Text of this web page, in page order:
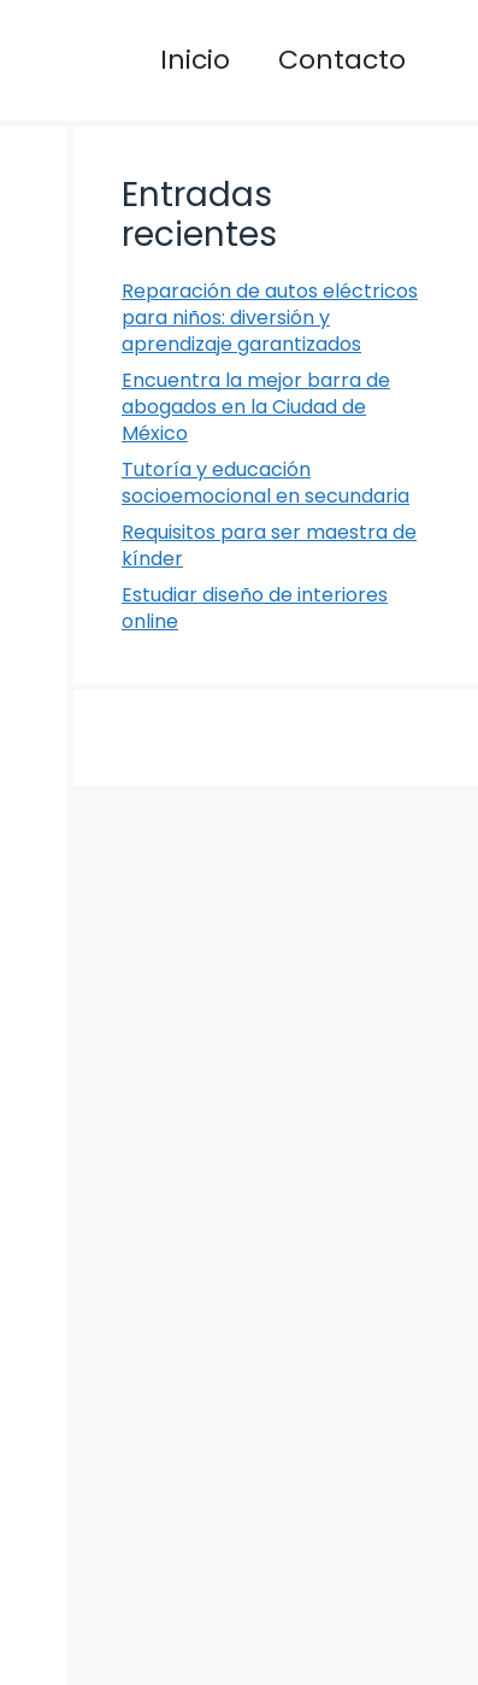
Inicio Contacto
Entradas
recientes
Reparación de autos eléctricos
para niños: diversión y
aprendizaje garantizados
Encuentra la mejor barra de
abogados en la Ciudad de
México
Tutoría y educación
socioemocional en secundaria
Requisitos para ser maestra de
kínder
Estudiar diseño de interiores
online